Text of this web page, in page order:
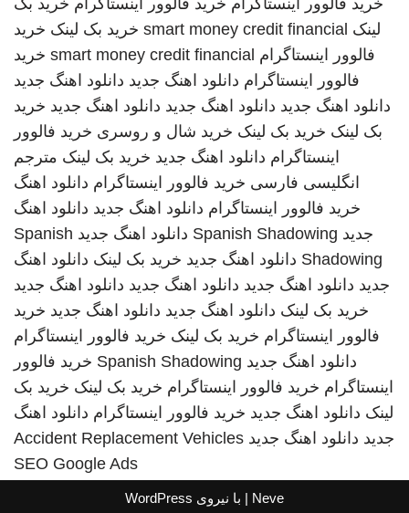
خرید فالوور اینستاگرام خرید فالوور اینستاگرام خرید بک
لینک smart money credit financial خرید بک لینک خرید
فالوور اینستاگرام smart money credit financial خرید
فالوور اینستاگرام دانلود اهنگ جدید دانلود اهنگ جدید
دانلود اهنگ جدید دانلود اهنگ جدید دانلود اهنگ جدید خرید
بک لینک خرید بک لینک خرید شال و روسری خرید فالوور
اینستاگرام دانلود اهنگ جدید خرید بک لینک مترجم
انگلیسی فارسی خرید فالوور اینستاگرام دانلود اهنگ
خرید فالوور اینستاگرام دانلود اهنگ جدید دانلود اهنگ
جدید Spanish Shadowing دانلود اهنگ جدید Spanish
Shadowing دانلود اهنگ جدید خرید بک لینک دانلود اهنگ
جدید دانلود اهنگ جدید دانلود اهنگ جدید دانلود اهنگ جدید
خرید بک لینک دانلود اهنگ جدید دانلود اهنگ جدید خرید
فالوور اینستاگرام خرید بک لینک خرید فالوور اینستاگرام
دانلود اهنگ جدید Spanish Shadowing خرید فالوور
اینستاگرام خرید فالوور اینستاگرام خرید بک لینک خرید بک
لینک دانلود اهنگ جدید خرید فالوور اینستاگرام دانلود اهنگ
جدید دانلود اهنگ جدید Accident Replacement Vehicles
SEO Google Ads
Neve | با نیروی WordPress